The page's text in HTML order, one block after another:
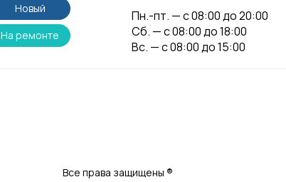
Пн.-пт. — с 08:00 до 20:00
Сб. — с 08:00 до 18:00
Вс. — с 08:00 до 15:00
На ремонте
Новый
Все права защищены ®